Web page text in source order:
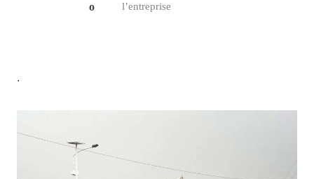
o
l’entreprise
.